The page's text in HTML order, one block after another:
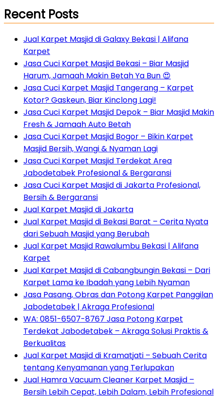
Recent Posts
Jual Karpet Masjid di Galaxy Bekasi | Alifana
Karpet
Jasa Cuci Karpet Masjid Bekasi – Biar Masjid
Harum, Jamaah Makin Betah Ya Bun 😍
Jasa Cuci Karpet Masjid Tangerang – Karpet
Kotor? Gaskeun, Biar Kinclong Lagi!
Jasa Cuci Karpet Masjid Depok – Biar Masjid Makin
Fresh & Jamaah Auto Betah
Jasa Cuci Karpet Masjid Bogor – Bikin Karpet
Masjid Bersih, Wangi & Nyaman Lagi
Jasa Cuci Karpet Masjid Terdekat Area
Jabodetabek Profesional & Bergaransi
Jasa Cuci Karpet Masjid di Jakarta Profesional,
Bersih & Bergaransi
Jual Karpet Masjid di Jakarta
Jual Karpet Masjid di Bekasi Barat – Cerita Nyata
dari Sebuah Masjid yang Berubah
Jual Karpet Masjid Rawalumbu Bekasi | Alifana
Karpet
Jual Karpet Masjid di Cabangbungin Bekasi – Dari
Karpet Lama ke Ibadah yang Lebih Nyaman
Jasa Pasang, Obras dan Potong Karpet Panggilan
Jabodetabek | Akraga Profesional
WA: 0851-6507-8767 Jasa Potong Karpet
Terdekat Jabodetabek – Akraga Solusi Praktis &
Berkualitas
Jual Karpet Masjid di Kramatjati – Sebuah Cerita
tentang Kenyamanan yang Terlupakan
Jual Hamra Vacuum Cleaner Karpet Masjid –
Bersih Lebih Cepat, Lebih Dalam, Lebih Profesional